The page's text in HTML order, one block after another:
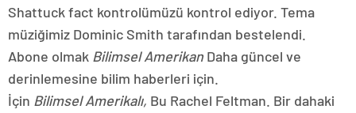
Shattuck fact kontrolümüzü kontrol ediyor. Tema
müziğimiz Dominic Smith tarafından bestelendi.
Abone olmak Bilimsel Amerikan Daha güncel ve
derinlemesine bilim haberleri için.
İçin Bilimsel Amerikalı, Bu Rachel Feltman. Bir dahaki